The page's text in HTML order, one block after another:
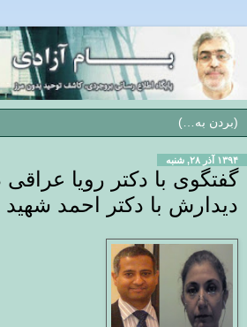
۱۳۹۴ آذر ۲۸, شنبه
گفتگوی با دکتر رویا عراقی
دیدارش با دکتر احمد شهید